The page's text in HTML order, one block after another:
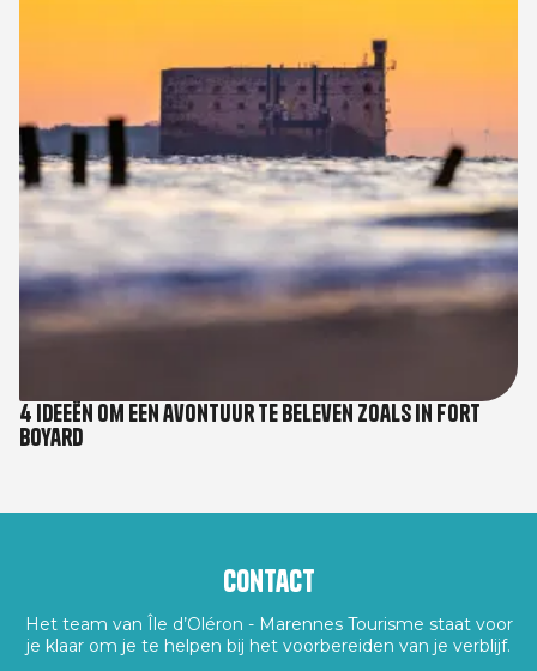
4 ideeën om een avontuur te beleven zoals in Fort
Boyard
Contact
Het team van Île d’Oléron - Marennes Tourisme staat voor
je klaar om je te helpen bij het voorbereiden van je verblijf.